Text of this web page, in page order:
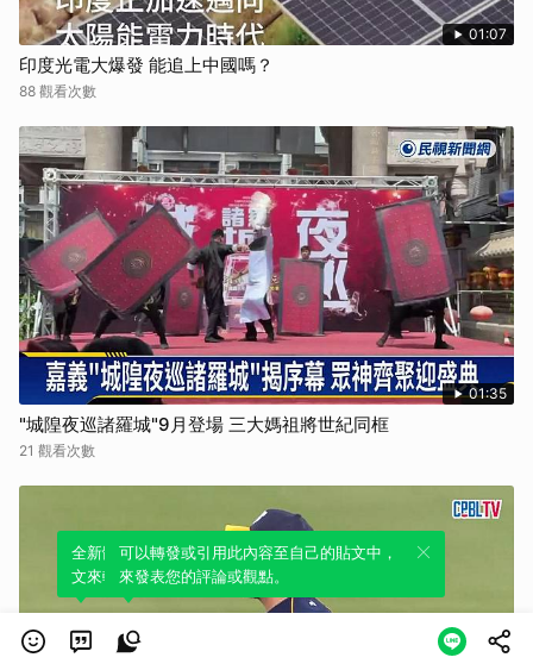
01:07
印度光電大爆發 能追上中國嗎？
88 觀看次數
01:35
"城隍夜巡諸羅城"9月登場 三大媽祖將世紀同框
21 觀看次數
全新體驗！一鍵引用此內容，透過發布貼
文來輕鬆表達個人立場。
可以轉發或引用此內容至自己的貼文中，
來發表您的評論或觀點。